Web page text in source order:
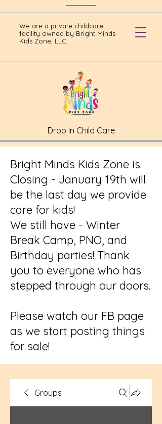
We are a private childcare
facility owned by Bright Minds
Kids Zone, LLC.
Drop In Child Care
Bright Minds Kids Zone is
Closing - January 19th will
be the last day we provide
care for kids!
We still have - Winter
Break Camp, PNO, and
Birthday parties! Thank
you to everyone who has
stepped through our doors.
Please watch our FB page
as we start posting things
for sale!
Groups